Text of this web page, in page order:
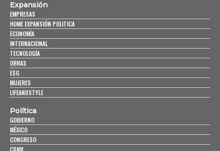
Expansión
EMPRESAS
HOME EXPANSIÓN POLITICA
ECONOMÍA
INTERNACIONAL
TECNOLOGÍA
OBRAS
ESG
MUJERES
LIFEANDSTYLE
Política
GOBIERNO
MÉXICO
CONGRESO